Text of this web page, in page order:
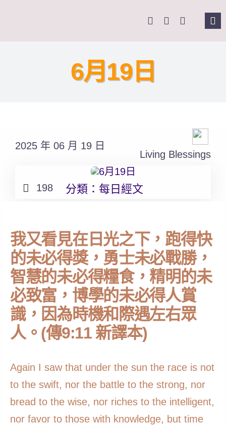
6月19日
2025 年 06 月 19 日
Living Blessings
198 分類： 每日經文
我又看見在日光之下，跑得快
的未必得獎，勇士未必戰勝，
智慧的未必得糧食，精明的未
必致富，博學的未必得人賞
識，因為時機和際遇左右眾
人。(傳9:11 新譯本)
Again I saw that under the sun the race is not
to the swift, nor the battle to the strong, nor
bread to the wise, nor riches to the intelligent,
nor favor to those with knowledge, but time